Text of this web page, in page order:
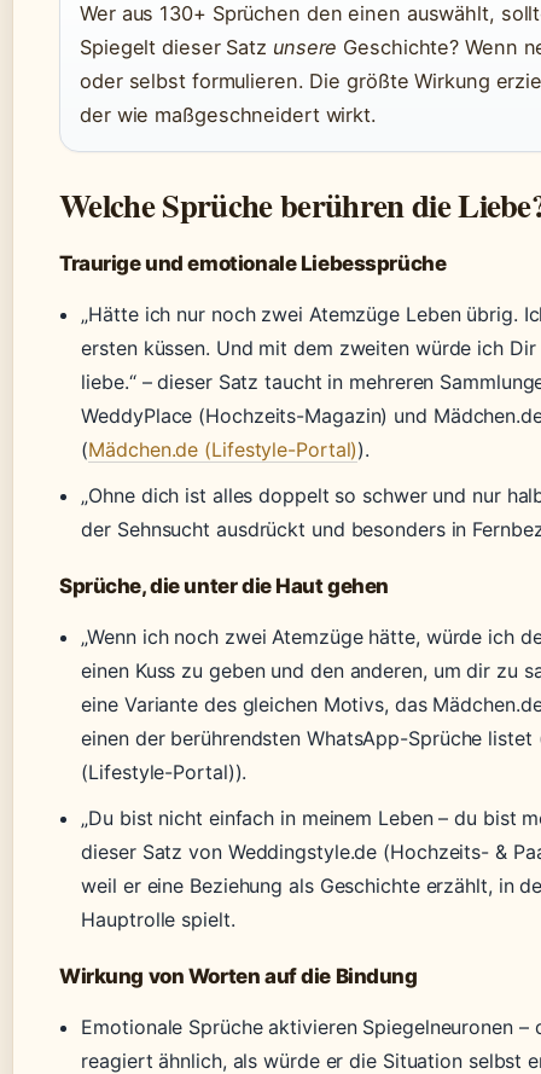
Wer aus 130+ Sprüchen den einen auswählt,
Spiegelt dieser Satz unsere Geschichte? Wenn
oder selbst formulieren. Die größte Wirkung
der wie maßgeschneidert wirkt.
Welche Sprüche berühren die
Traurige und emotionale Liebessprüche
„Hätte ich nur noch zwei Atemzüge Leben übrig.
ersten küssen. Und mit dem zweiten würde ich
liebe.“ – dieser Satz taucht in mehreren
WeddyPlace (Hochzeits-Magazin) und
(Mädchen.de (Lifestyle-Portal)).
„Ohne dich ist alles doppelt so schwer und nur
der Sehnsucht ausdrückt und besonders in
Sprüche, die unter die Haut gehen
„Wenn ich noch zwei Atemzüge hätte, würde ich
einen Kuss zu geben und den anderen, um dir zu
eine Variante des gleichen Motivs, das
einen der berührendsten WhatsApp-Sprüche listet
(Lifestyle-Portal)).
„Du bist nicht einfach in meinem Leben – du bist
dieser Satz von Weddingstyle.de (Hochzeits- &
weil er eine Beziehung als Geschichte erzählt, in
Hauptrolle spielt.
Wirkung von Worten auf die Bindung
Emotionale Sprüche aktivieren Spiegelneuronen –
reagiert ähnlich, als würde er die Situation selbst